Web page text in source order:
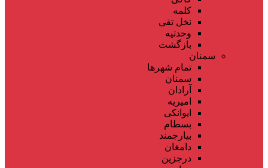
کلمه
نخل تقی
وحدتیه
بازگشت
سمنان
تمام شهر‌ها
سمنان
آرادان
امیریه
ایوانکی
بسطام
بیارجمند
دامغان
درجزین